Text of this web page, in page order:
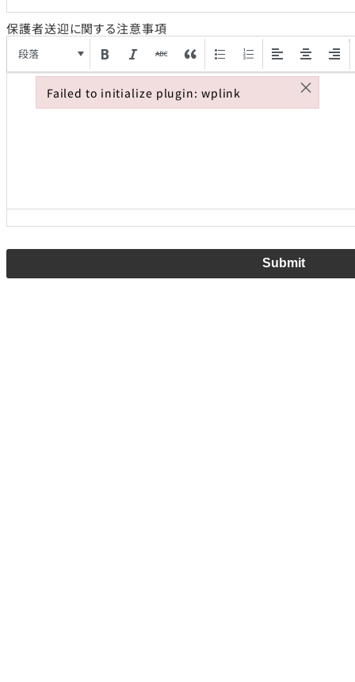
保護者送迎に関する注意事項
段落
Submit
Failed to initialize plugin: wplink ×
Failed to initialize plugin: wplink